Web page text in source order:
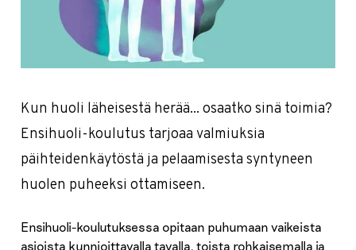
Kun huoli läheisestä herää... osaatko sinä toimia?
Ensihuoli-koulutus tarjoaa valmiuksia
päihteidenkäytöstä ja pelaamisesta syntyneen
huolen puheeksi ottamiseen.
Ensihuoli-koulutuksessa opitaan puhumaan vaikeista
asioista kunnioittavalla tavalla, toista rohkaisemalla ja